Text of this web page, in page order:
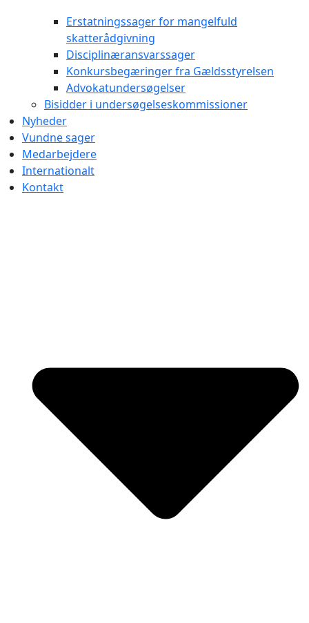
Erstatningssager for mangelfuld
skatterådgivning
Disciplinæransvarssager
Konkursbegæringer fra Gældsstyrelsen
Advokatundersøgelser
Bisidder i undersøgelseskommissioner
Nyheder
Vundne sager
Medarbejdere
Internationalt
Kontakt